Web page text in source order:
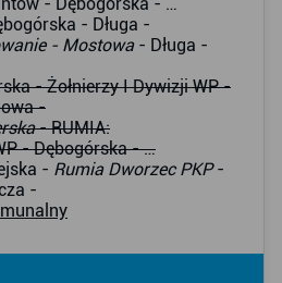
- Długa -
- Mostowa- Długa -
- Żołnierzy I Dywizji WP -
-
- RUMIA:
- Dębogórska - …
- Rumia Dworzec PKP-
-